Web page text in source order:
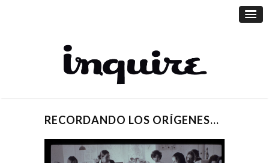
RECORDANDO LOS ORÍGENES…